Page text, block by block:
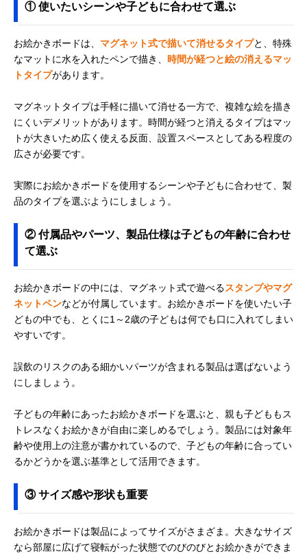
① 使いたいシーンや子どもに合わせて選ぶ
お絵かきボードは、 マグネット式で描いて消せるタイプと、特殊
なマットに水を入れたペンで描き、 時間が経つと絵の消えるマッ
トタイプがあります。
マグネットタイプは手軽に描いて消せる一方で、複雑な絵を描き
にくいデメリットがあります。時間が経つと消えるタイプはマッ
トが大きいため広く使える反面、設置スペースとしてある程度の
広さが必要です。
実際にお絵かきボードを使用するシーンや子どもに合わせて、製
品のタイプを選ぶようにしましょう。
② 付属品やパーツ、製品仕様は子どもの年齢に合わせ
て選ぶ
お絵かきボードの中には、マグネット式で遊べるスタンプやマグ
ネットペンなどが付属しています。お絵かきボードを使いたい子
どもの中でも、とくに1～2歳の子どもは何でも口に入れてしまい
やすいです。
誤飲のリスクのある細かいパーツが含まれる製品は選ばないよう
にしましょう。
子どもの年齢にあったお絵かきボードを選ぶと、親も子どももス
トレスなくお絵かきが自由に楽しめるでしょう。製品には対象年
齢や使用上の注意が書かれているので、子どもの年齢に合ってい
るかどうかを選ぶ基準として活用できます。
③ サイズ感や形状も重要
お絵かきボードは製品によってサイズがさまざま。大きなサイズ
なら部屋に広げて寝転がった状態でのびのびとお絵かきができま